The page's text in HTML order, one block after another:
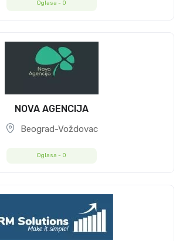
Oglasa - 0
NOVA AGENCIJA
Beograd-Voždovac
Oglasa - 0